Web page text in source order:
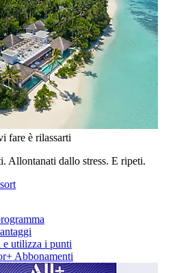
fare è rilassarti
Allontanati dallo stress. E ripeti.
e utilizza i punti
Abbonamenti